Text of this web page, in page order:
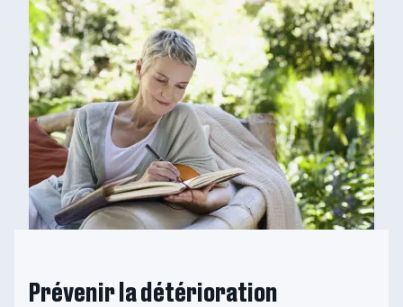
Prévenir la détérioration